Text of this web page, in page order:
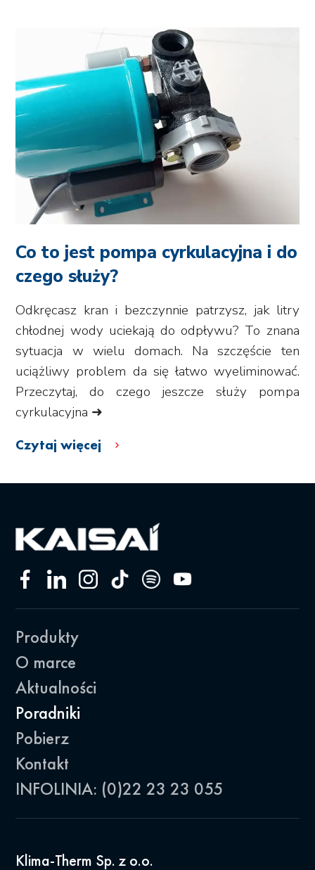
Co to jest pompa cyrkulacyjna i do
czego służy?
Odkręcasz kran i bezczynnie patrzysz, jak litry
chłodnej wody uciekają do odpływu? To znana
sytuacja w wielu domach. Na szczęście ten
uciążliwy problem da się łatwo wyeliminować.
Przeczytaj, do czego jeszcze służy pompa
cyrkulacyjna ➜
Czytaj więcej
Produkty
O marce
Aktualności
Poradniki
Pobierz
Kontakt
INFOLINIA: (0)22 23 23 055
Klima-Therm Sp. z o.o.